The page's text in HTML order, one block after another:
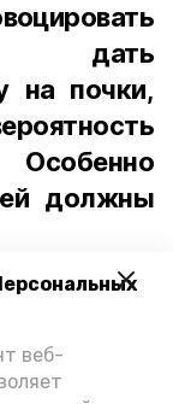
веб-
дать
на почки,
Особенно
должны
граммов
обратить
она